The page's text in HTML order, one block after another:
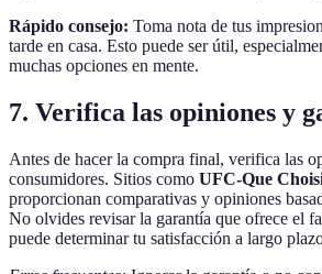
Rápido consejo: Toma nota de tus
tarde en casa. Esto puede ser útil,
muchas opciones en mente.
7. Verifica las opiniones y
Antes de hacer la compra final, verifica las
consumidores. Sitios como UFC-Que
proporcionan comparativas y opiniones
No olvides revisar la garantía que ofrece el
puede determinar tu satisfacción a largo